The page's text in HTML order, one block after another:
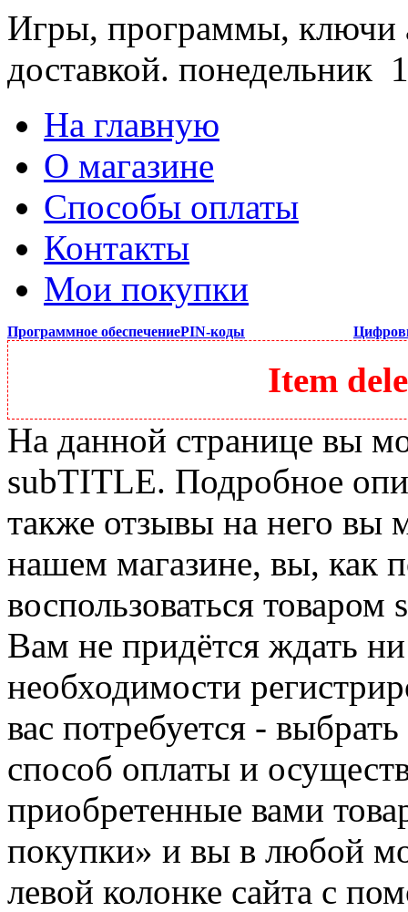
Игры, программы, ключи
доставкой. понедельник
На главную
О магазине
Способы оплаты
Контакты
Мои покупки
Программное обеспечениеPIN-коды
Item
На данной странице вы
subTITLE. Подробное
также отзывы на него вы
нашем магазине, вы, как
воспользоваться
Вам не придётся ждать
необходимости
вас потребуется -
способ оплаты и
приобретенные вами
покупки» и вы в любой
левой колонке сайта с